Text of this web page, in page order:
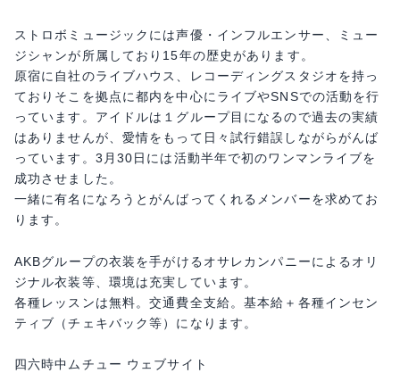
ストロボミュージックには声優・インフルエンサー、ミュー
ジシャンが所属しており15年の歴史があります。
原宿に自社のライブハウス、レコーディングスタジオを持っ
ておりそこを拠点に都内を中心にライブやSNSでの活動を行
っています。アイドルは１グループ目になるので過去の実績
はありませんが、愛情をもって日々試行錯誤しながらがんば
っています。3月30日には活動半年で初のワンマンライブを
成功させました。
一緒に有名になろうとがんばってくれるメンバーを求めてお
ります。
AKBグループの衣装を手がけるオサレカンパニーによるオリ
ジナル衣装等、環境は充実しています。
各種レッスンは無料。交通費全支給。基本給＋各種インセン
ティブ（チェキバック等）になります。
四六時中ムチュー ウェブサイト